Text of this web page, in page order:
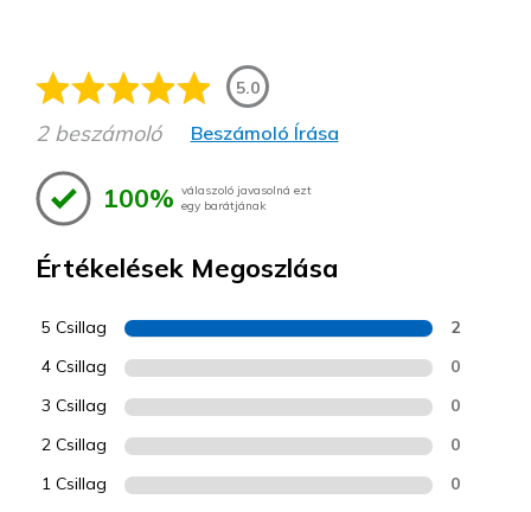
5.0
2 beszámoló Beszámoló Írása
100% válaszoló javasolná ezt
egy barátjának
Értékelések Megoszlása
5 Csillag 2
4 Csillag 0
3 Csillag 0
2 Csillag 0
1 Csillag 0